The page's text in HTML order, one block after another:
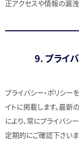
正アクセスや情報の漏
9. プライ
プライバシー・ポリシー
イトに掲載します。最新
により、常にプライバシ
定期的にご確認下さい